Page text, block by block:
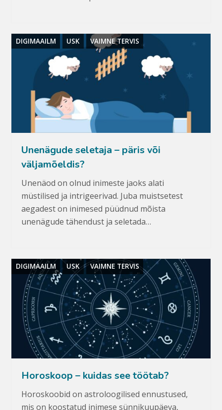
DIGIMAAILM USK VAIMNE TERVIS
Unenägude seletaja – päris või
väljamõeldis?
Unenäod on olnud inimeste jaoks alati
müstilised ja intrigeerivad. Juba muistsetest
aegadest on inimesed püüdnud mõista
unenägude tähendust ja seletada…
DIGIMAAILM USK VAIMNE TERVIS
Horoskoop – kuidas see töötab?
Horoskoobid on astroloogilised ennustused,
mis on koostatud inimese sünnikuupäeva,